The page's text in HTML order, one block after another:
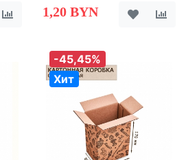
1,20 BYN
-45,45%
Хит